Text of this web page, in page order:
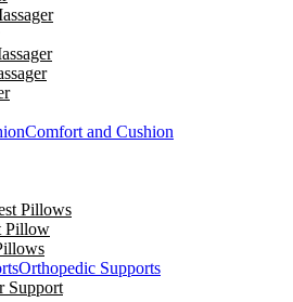
Comfort and Cushion
Pillows
Pillow
Orthopedic Supports
Support